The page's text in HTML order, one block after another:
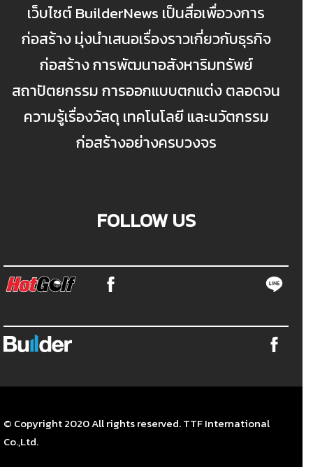
เว็บไซต์ BuilderNews เป็นสื่อเพื่อวงการ
ก่อสร้าง มุ่งนำเสนอเรื่องราวเกี่ยวกับธุรกิจ
ก่อสร้าง การพัฒนาอสังหาริมทรัพย์
สถาปัตยกรรม การออกแบบตกแต่ง ตลอดจน
ความรู้เรื่องวัสดุ เทคโนโลยี และนวัตกรรม
ก่อสร้างอย่างครบวงจร
FOLLOW US
© Copyright 2020 All rights reserved. TTF International
Co.,Ltd.